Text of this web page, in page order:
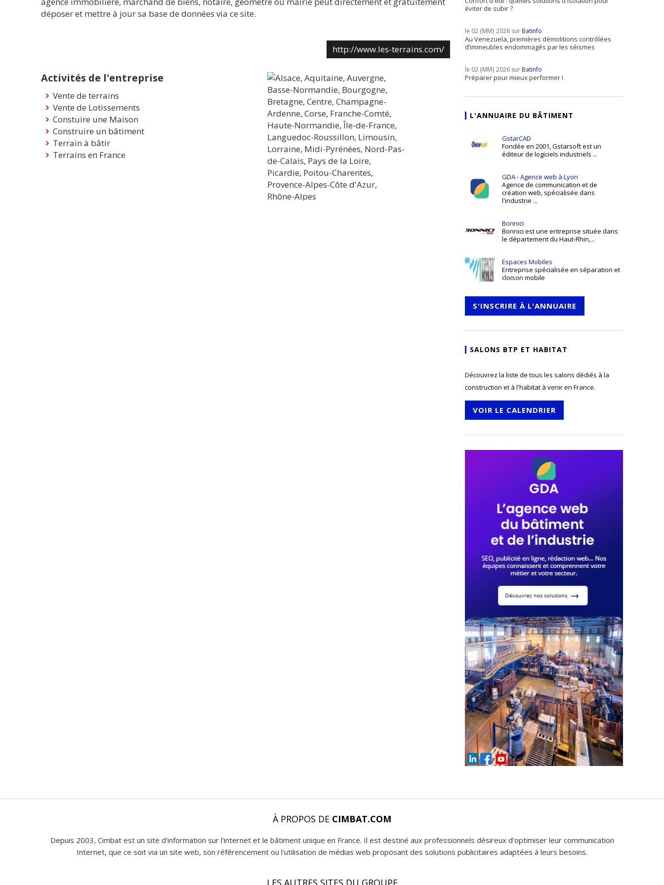
déposer et mettre à jour sa base de données via ce site.
http://www.les-terrains.com/
Activités de l'entreprise
Vente de terrains
Vente de Lotissements
Constuire une Maison
Construire un bâtiment
Terrain à bâtir
Terrains en France
éviter de subir ?
le 02 {MM} 2026 surBatinfo
Au Venezuela, premières démolitions contrôlées
d’immeubles endommagés par les séismes
le 02 {MM} 2026 surBatinfo
Préparer pour mieux performer !
L'ANNUAIRE DU BÂTIMENT
GstarCAD
Fondée en 2001, Gstarsoft est un
éditeur de logiciels industriels ...
GDA - Agence web à Lyon
Agence de communication et de
création web, spécialisée dans
l'industrie ...
Bonnici
Bonnici est une entreprise située dans
le département du Haut-Rhin,...
Espaces Mobiles
Entreprise spécialisée en séparation et
cloison mobile
S'INSCRIRE À L'ANNUAIRE
SALONS BTP ET HABITAT
Découvrez la liste de tous les salons dédiés à la
construction et à l'habitat à venir en France.
VOIR LE CALENDRIER
À PROPOS DE CIMBAT.COM
Depuis 2003, Cimbat est un site d'information sur l'internet et le bâtiment unique en France. Il est destiné aux professionnels désireux d'optimiser leur communication
Internet, que ce soit via un site web, son référencement ou l'utilisation de médias web proposant des solutions publicitaires adaptées à leurs besoins.
LES AUTRES SITES DU GROUPE